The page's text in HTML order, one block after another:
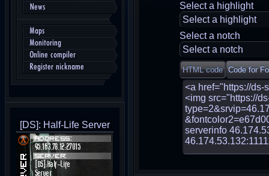
News
Maps
Monitoring
Online compiler
Register nickname
[DS]: Half-Life Server
Select a highlight
Select a highlight
Select a notch
Select a notch